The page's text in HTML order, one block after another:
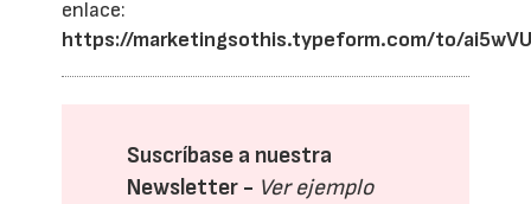
enlace:
https://marketingsothis.typeform.com/to/
Suscríbase a nuestra
Newsletter - Ver ejemplo